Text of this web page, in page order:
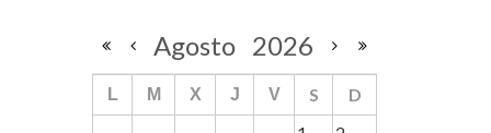
Agosto 2026
L M X J V S
D